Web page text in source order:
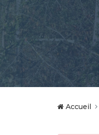
Accueil